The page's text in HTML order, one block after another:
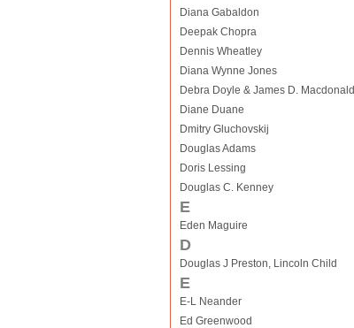
Diana Gabaldon
Deepak Chopra
Dennis Wheatley
Diana Wynne Jones
Debra Doyle & James D. Macdonald
Diane Duane
Dmitry Gluchovskij
Douglas Adams
Doris Lessing
Douglas C. Kenney
E
Eden Maguire
D
Douglas J Preston, Lincoln Child
E
E-L Neander
Ed Greenwood